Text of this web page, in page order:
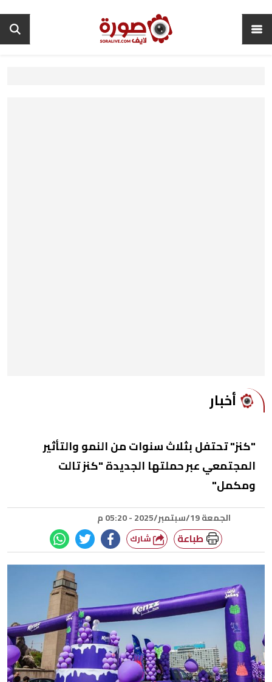
أخبار
"كنز" تحتفل بثلاث سنوات من النمو والتأثير
المجتمعي عبر حملتها الجديدة "كنز تالت
ومكمل"
الجمعة 19/سبتمبر/2025 - 05:20 م
طباعة